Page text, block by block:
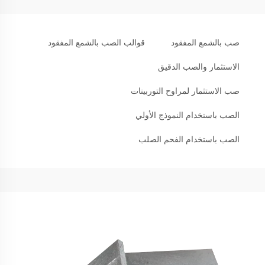
صب بالشمع المفقود قوالب الصب بالشمع المفقود
الاستثمار والصب الدقيق
صب الاستثمار لمراوح التوربينات
الصب باستخدام النموذج الأولي
الصب باستخدام الفحم الصلب